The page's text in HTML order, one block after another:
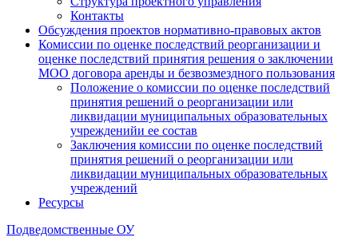
Контакты
Обсуждения проектов нормативно-правовых актов
Комиссии по оценке последствий реорганизации и
оценке последствий принятия решения о заключении
МОО договора аренды и безвозмездного пользования
Положение о комиссии по оценке последствий
принятия решений о реорганизации или
ликвидации муниципальных образовательных
учрежденийи ее состав
Заключения комиссии по оценке последствий
принятия решений о реорганизации или
ликвидации муниципальных образовательных
учреждений
Ресурсы
Подведомственные ОУ